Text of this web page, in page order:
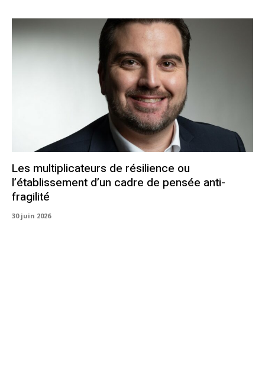
Les multiplicateurs de résilience ou
l’établissement d’un cadre de pensée anti-
fragilité
30 juin 2026